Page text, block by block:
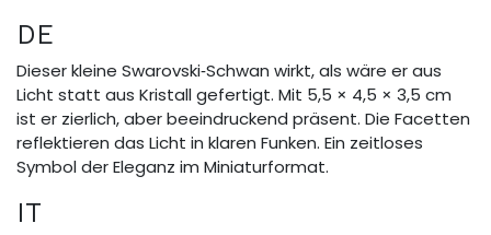
DE
Dieser kleine Swarovski‑Schwan wirkt, als wäre er aus
Licht statt aus Kristall gefertigt. Mit 5,5 × 4,5 × 3,5 cm
ist er zierlich, aber beeindruckend präsent. Die Facetten
reflektieren das Licht in klaren Funken. Ein zeitloses
Symbol der Eleganz im Miniaturformat.
IT